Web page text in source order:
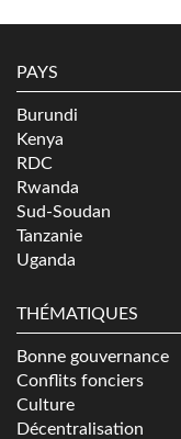
PAYS
Burundi
Kenya
RDC
Rwanda
Sud-Soudan
Tanzanie
Uganda
THÉMATIQUES
Bonne gouvernance
Conflits fonciers
Culture
Décentralisation